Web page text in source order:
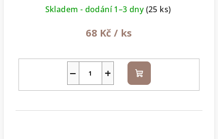
Skladem - dodání 1–3 dny(25 ks)
68 Kč / ks
+
− Do
košíku